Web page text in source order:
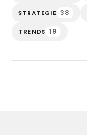
STRATEGIE 38
TRENDS 19